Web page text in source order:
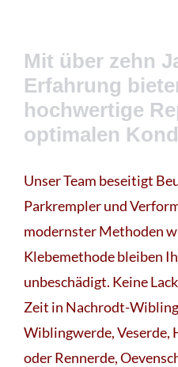
Mit über zehn
Erfahrung
hochwertige
optimalen
Unser Team beseitigt
Parkrempler und
modernster Methoden
Klebemethode bleiben
unbeschädigt. Keine
Zeit in Nachrodt-
Wiblingwerde, Veserde,
oder Rennerde,